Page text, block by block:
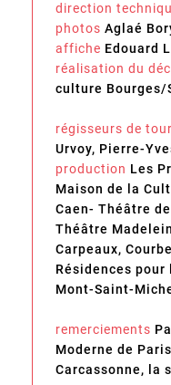
direction
photos Aglaé
affiche Edouard
réalisation du
culture Bourges/
régisseurs de
Urvoy, Pierre-
production Les
Maison de la
Caen- Théâtre
Théâtre
Carpeaux,
Résidences
Mont-Saint-
remerciements
Moderne de
Carcassonne, la